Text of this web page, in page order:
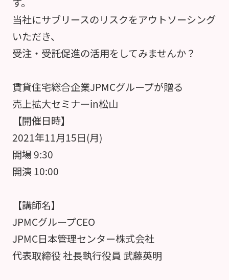
当社にサブリースのリスクをアウトソーシング
いただき、
受注・受託促進の活用をしてみませんか？
賃貸住宅総合企業JPMCグループが贈る
売上拡大セミナーin松山
【開催日時】
2021年11月15日(月)
開場 9:30
開演 10:00
【講師名】
JPMCグループCEO
JPMC日本管理センター株式会社
代表取締役 社長執行役員 武藤英明